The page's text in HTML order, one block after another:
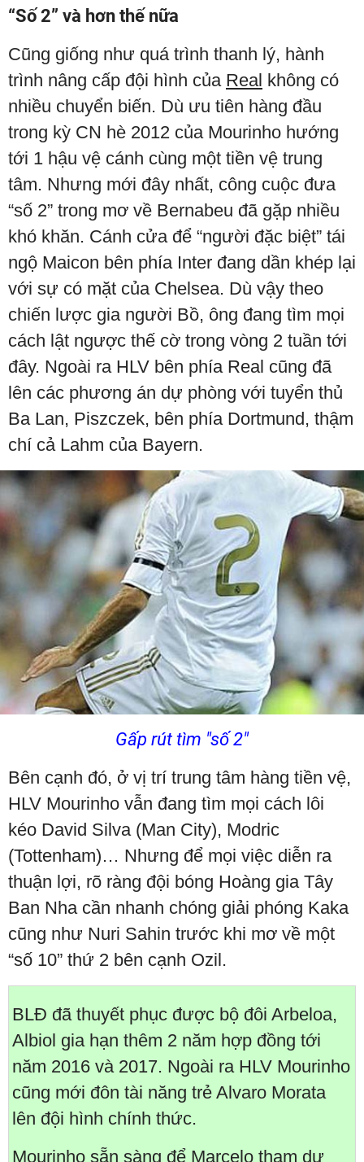
“Số 2” và hơn thế nữa
Cũng giống như quá trình thanh lý, hành
trình nâng cấp đội hình của Real không có
nhiều chuyển biến. Dù ưu tiên hàng đầu
trong kỳ CN hè 2012 của Mourinho hướng
tới 1 hậu vệ cánh cùng một tiền vệ trung
tâm. Nhưng mới đây nhất, công cuộc đưa
“số 2” trong mơ về Bernabeu đã gặp nhiều
khó khăn. Cánh cửa để “người đặc biệt” tái
ngộ Maicon bên phía Inter đang dần khép lại
với sự có mặt của Chelsea. Dù vậy theo
chiến lược gia người Bồ, ông đang tìm mọi
cách lật ngược thế cờ trong vòng 2 tuần tới
đây. Ngoài ra HLV bên phía Real cũng đã
lên các phương án dự phòng với tuyển thủ
Ba Lan, Piszczek, bên phía Dortmund, thậm
chí cả Lahm của Bayern.
Gấp rút tìm "số 2"
Bên cạnh đó, ở vị trí trung tâm hàng tiền vệ,
HLV Mourinho vẫn đang tìm mọi cách lôi
kéo David Silva (Man City), Modric
(Tottenham)… Nhưng để mọi việc diễn ra
thuận lợi, rõ ràng đội bóng Hoàng gia Tây
Ban Nha cần nhanh chóng giải phóng Kaka
cũng như Nuri Sahin trước khi mơ về một
“số 10” thứ 2 bên cạnh Ozil.
BLĐ đã thuyết phục được bộ đôi Arbeloa,
Albiol gia hạn thêm 2 năm hợp đồng tới
năm 2016 và 2017. Ngoài ra HLV Mourinho
cũng mới đôn tài năng trẻ Alvaro Morata
lên đội hình chính thức.
Mourinho sẵn sàng để Marcelo tham dự